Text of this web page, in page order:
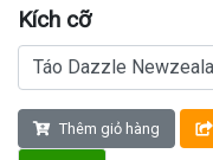
Kích cỡ
Thêm giỏ hàng